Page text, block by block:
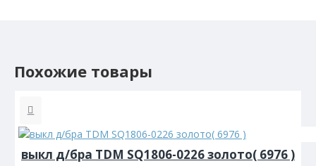
Похожие товары
выкл д/бра TDM SQ1806-0226 золото( 6976 )